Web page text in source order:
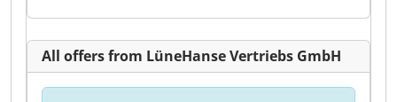
All offers from LüneHanse Vertriebs GmbH